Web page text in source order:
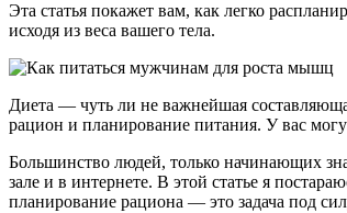
Эта статья покажет вам, как легко
исходя из веса вашего тела.
Диета — чуть ли не важнейшая
рацион и планирование питания. У вас
Большинство людей, только начинающих
зале и в интернете. В этой статье я
планирование рациона — это задача под